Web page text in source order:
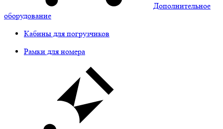
Дополнительное
оборудование
Кабины для погрузчиков
Рамки для номера